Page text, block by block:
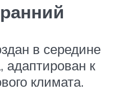
в середине
адаптирован к
климата.